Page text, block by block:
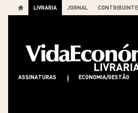
LIVRARIA JORNAL CONTRIBUINTE
ASSINATURAS ECONOMIA/GESTÃO